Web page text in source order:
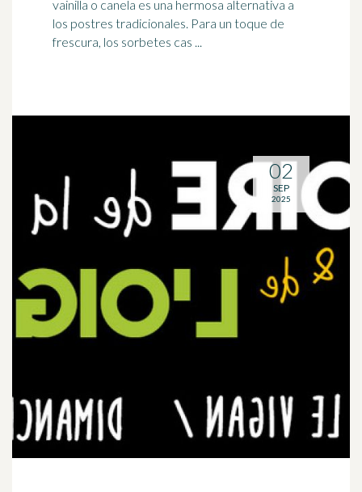
vainilla o canela es una hermosa alternativa a
los postres tradicionales. Para un toque de
frescura, los sorbetes cas ...
02
SEP
2025